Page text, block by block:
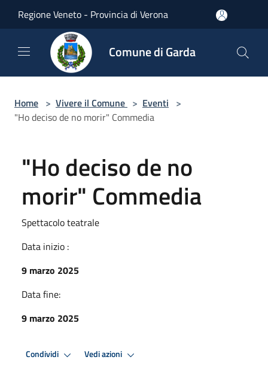
Regione Veneto - Provincia di Verona
Comune di Garda
Home > Vivere il Comune > Eventi >
"Ho deciso de no morir" Commedia
"Ho deciso de no
morir" Commedia
Spettacolo teatrale
Data inizio :
9 marzo 2025
Data fine:
9 marzo 2025
Condividi Vedi azioni